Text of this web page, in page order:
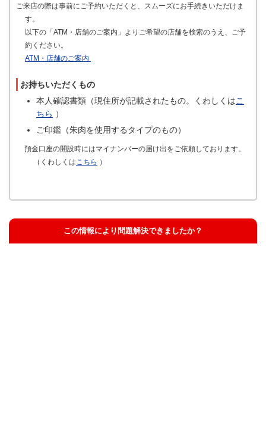
ご来店の際は事前にご予約いただくと、スムーズにお手続きいただけま
す。
以下の「ATM・店舗のご案内」よりご希望の店舗を検索のうえ、ご予
約ください。
ATM・店舗のご案内
お持ちいただくもの
本人確認書類（現住所が記載されたもの。くわしくはこ
ちら ）
ご印鑑（朱肉を使用するタイプのもの）
預金口座の開設時にはマイナンバーの届け出をご依頼しております。
（くわしくは こちら ）
この情報により問題解決できましたか？